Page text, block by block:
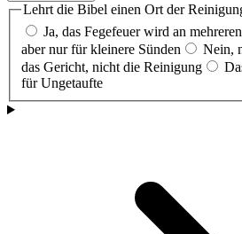
Lehrt die Bibel einen Ort der
Ja, das Fegefeuer wird an
aber nur für kleinere Sünden
Nein,
das Gericht, nicht die Reinigung
für Ungetaufte